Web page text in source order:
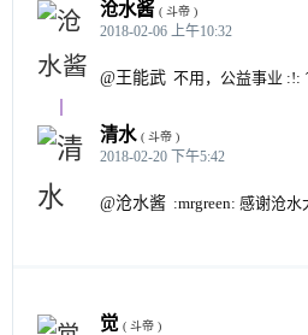
沧水酱 ( 斗帝 )
2018-02-06 上午10:32
@王能武 不用，公益事业 :!:
清水 ( 斗帝 )
2018-02-20 下午5:42
@沧水酱 :mrgreen: 感谢沧水
觉 ( 斗帝 )